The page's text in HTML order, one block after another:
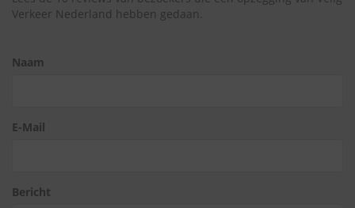
Verkeer Nederland hebben gedaan.
Naam
E-Mail
Bericht